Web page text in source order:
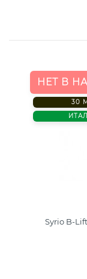
НЕТ В
30
Syrio B-